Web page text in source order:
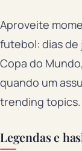
Aproveite
futebol: dias
Copa do
quando um
trending topics.
Legendas e